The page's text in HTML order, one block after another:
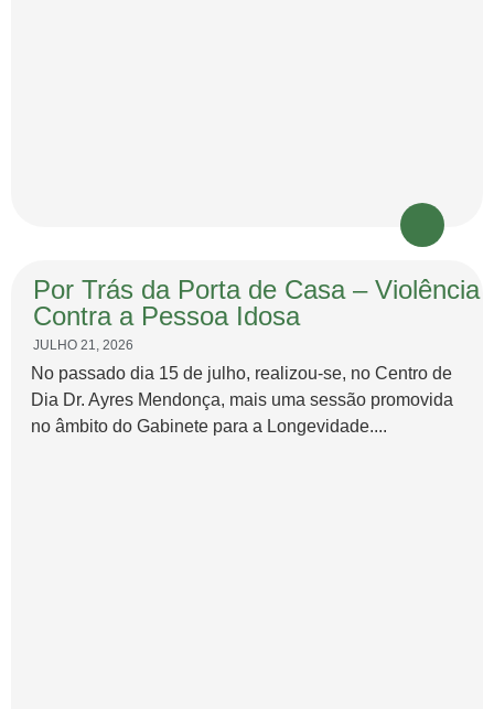
Por Trás da Porta de Casa – Violência
Contra a Pessoa Idosa
JULHO 21, 2026
No passado dia 15 de julho, realizou-se, no Centro de
Dia Dr. Ayres Mendonça, mais uma sessão promovida
no âmbito do Gabinete para a Longevidade....